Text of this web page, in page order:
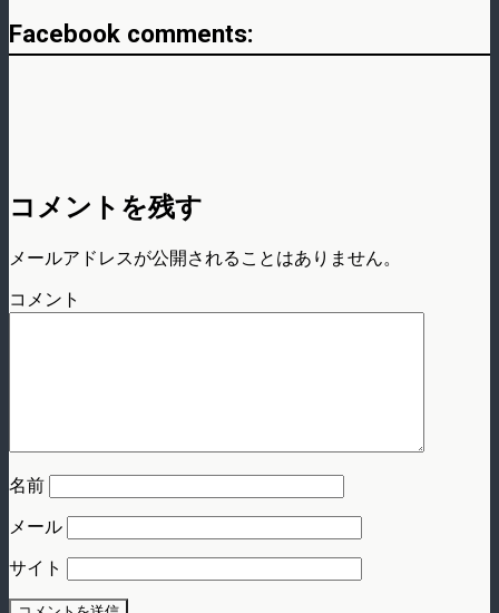
Facebook comments:
コメントを残す
メールアドレスが公開されることはありません。
コメント
名前
メール
サイト